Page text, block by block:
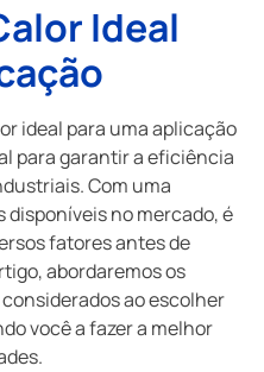
Ideal
ideal para uma aplicação
para garantir a eficiência
Com uma
disponíveis no mercado, é
fatores antes de
abordaremos os
ao escolher
você a fazer a melhor